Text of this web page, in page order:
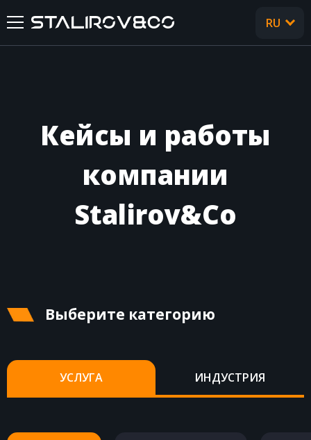
УСЛУГИ
КЕЙСЫ
ОТЗЫВЫ
FAQ
RU
Кейсы и работы
компании
Stalirov&Co
Выберите категорию
УСЛУГА ИНДУСТРИЯ